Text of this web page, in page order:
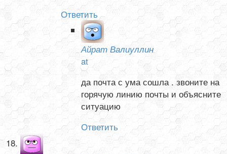
Ответить
Айрат Валиуллин
at
да почта с ума сошла . звоните на
горячую линию почты и объясните
ситуацию
Ответить